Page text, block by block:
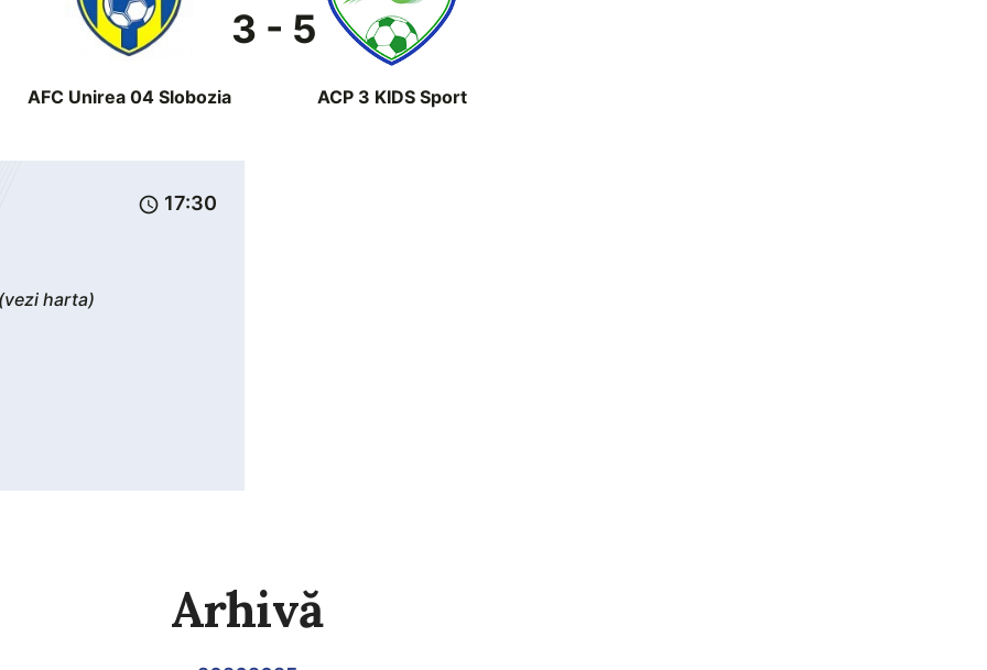
AFC Unirea 04 Slobozia
3 - 5
ACP 3 KIDS Sport
schedule 17:30
(vezi harta)
Arhivă